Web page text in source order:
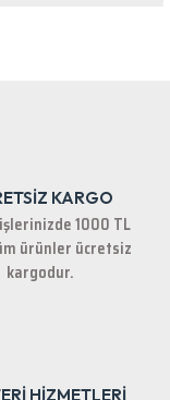
KARGO
1000 TL
ürünler ücretsiz
kargodur.
HİZMETLERİ